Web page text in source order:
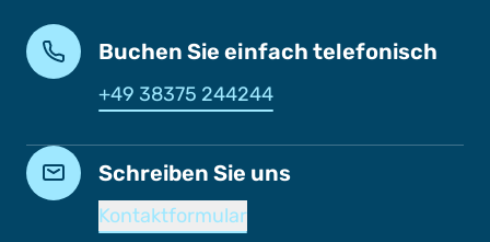
Buchen Sie einfach telefonisch
+49 38375 244244
Schreiben Sie uns
Kontaktformular